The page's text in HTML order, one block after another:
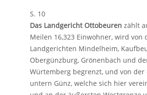
S. 10
Das Landgericht Ottobeuren zählt
Meilen 16,323 Einwohner, wird von
Landgerichten Mindelheim,
Obergünzburg, Grönenbach und
Würtemberg begrenzt, und von
untern Günz, welche sich hier